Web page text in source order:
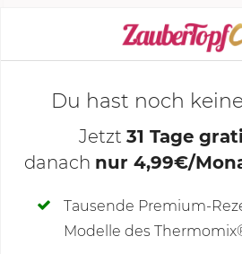
KOCHMODUS
Deine Notizen
Du hast noch
Jetzt 31 Tage
danach nur 4,99€/
Tausende Premium-
Modelle des